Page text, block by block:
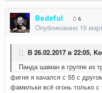
Bedeful 6
Опубликовано 15
В 26.02.2017 в 22:05,
Панда шаман в группе из
фигня я качался с 55 с
фамильки всё огонь только